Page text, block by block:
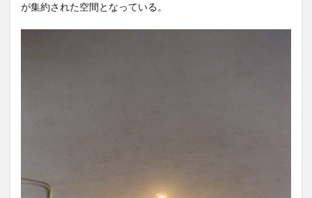
が集約された空間となっている。